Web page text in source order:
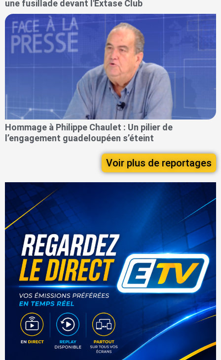
une fusillade devant l'Extase Club
Hommage à Philippe Chaulet : Un pilier de
l’engagement guadeloupéen s’éteint
Voir plus de reportages